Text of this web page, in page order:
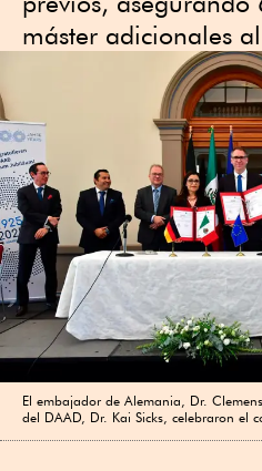
máster adicionales
El embajador de Alemania, Dr.
del DAAD, Dr. Kai Sicks, celebraron el